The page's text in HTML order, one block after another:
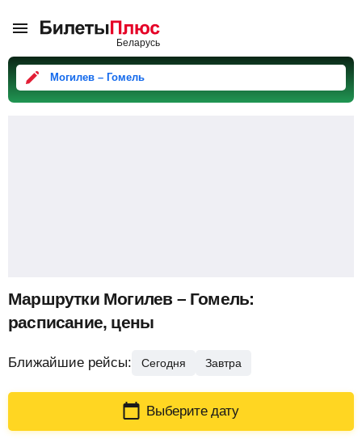
Могилев – Гомель
Маршрутки Могилев – Гомель:
расписание, цены
Ближайшие рейсы: Сегодня Завтра
Выберите дату